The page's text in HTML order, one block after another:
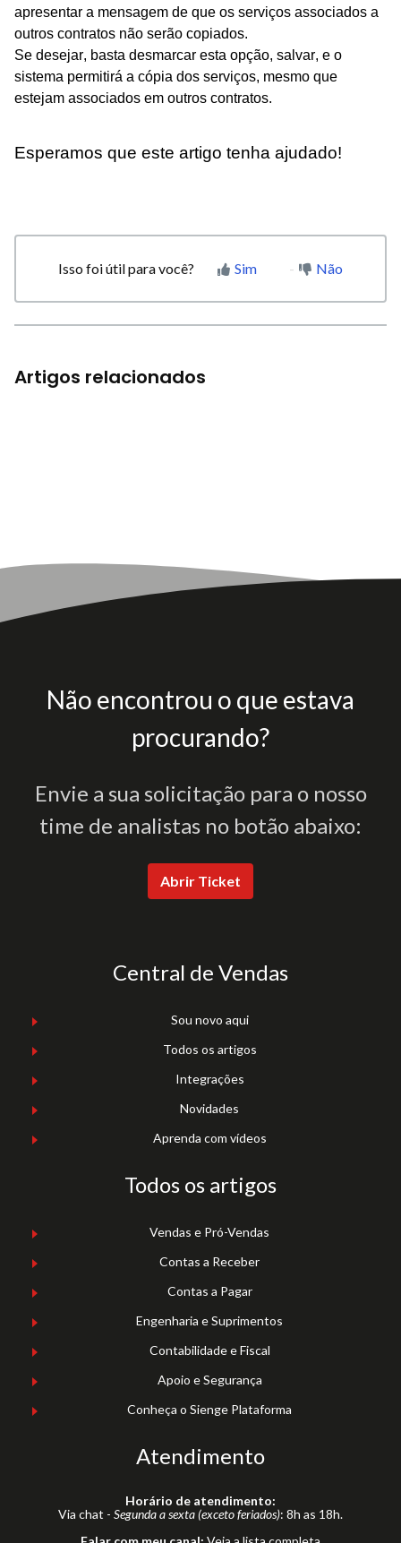
apresentar a mensagem de que os serviços associados a
outros contratos não serão copiados.
Se desejar, basta desmarcar esta opção, salvar, e o
sistema permitirá a cópia dos serviços, mesmo que
estejam associados em outros contratos.
Esperamos que este artigo tenha ajudado!
Isso foi útil para você? Sim Não
Artigos relacionados
Não encontrou o que estava
procurando?
Envie a sua solicitação para o nosso
time de analistas no botão abaixo:
Abrir Ticket
Central de Vendas
Sou novo aqui
Todos os artigos
Integrações
Novidades
Aprenda com vídeos
Todos os artigos
Vendas e Pró-Vendas
Contas a Receber
Contas a Pagar
Engenharia e Suprimentos
Contabilidade e Fiscal
Apoio e Segurança
Conheça o Sienge Plataforma
Atendimento
Horário de atendimento:
Via chat - Segunda a sexta (exceto feriados): 8h as 18h.